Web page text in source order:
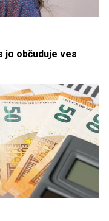
jo občuduje ves